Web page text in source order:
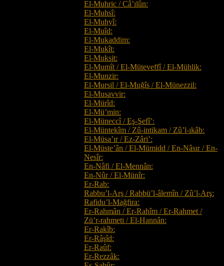
El-Muhric / Câ’ılûn:
El-Muhsî:
El-Muhyî:
El-Muîd:
El-Mukaddim:
El-Mukît:
El-Muksit:
El-Mumît / El-Müteveffî / El-Mühlik:
El-Munzir:
El-Mursil / El-Muğîs / El-Münezzil:
El-Musavvir:
El-Mürîd:
El-Mü’min:
El-Müneccî / Eş-Şefî’:
El-Müntekîm / Zû-intikam / Zû’l-ıkâb:
El-Müsa’ır / Ez-Zâri’:
El-Müste’ân / El-Mümidd / En-Nâsır / En-
Nesîr:
En-Nâfi / El-Mennân:
En-Nûr / El-Münîr:
Er-Rab:
Rabbu’l-Arş / Rabbü’l-âlemîn / Zû’l-Arş:
Rafidu’l-Mağfira:
Er-Rahmân / Er-Rahîm / Er-Rahmet /
Zü’r-rahmeti / El-Hannân:
Er-Rakîb:
Er-Râşîd:
Er-Raûf:
Er-Rezzâk: